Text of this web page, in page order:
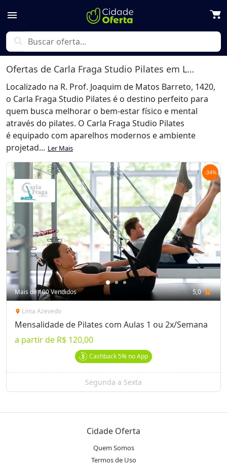
menu
search
Ofertas de Carla Fraga Studio Pilates em Londrina
Localizado na R. Prof. Joaquim de Matos Barreto, 1420,
o Carla Fraga Studio Pilates é o destino perfeito para
quem busca melhorar o bem-estar físico e mental
através do pilates. O Carla Fraga Studio Pilates
é equipado com aparelhos modernos e ambiente
projetad... Ler Mais
-34%
Mais de 100 Vendidos 5,0 star
location_on Lima Azevedo
Mensalidade de Pilates com Aulas 1 ou 2x/Semana
a partir de R$ 120,00
Cashback5% no App
Segunda a Sexta
Cidade Oferta
Quem Somos
Termos de Uso